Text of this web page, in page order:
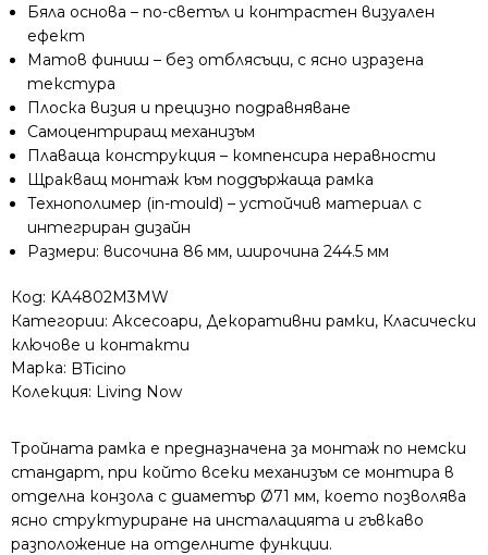
Бяла основа – по-светъл и контрастен визуален
ефект
Матов финиш – без отблясъци, с ясно изразена
текстура
Плоска визия и прецизно подравняване
Самоцентриращ механизъм
Плаваща конструкция – компенсира неравности
Щракващ монтаж към поддържаща рамка
Технополимер (in-mould) – устойчив материал с
интегриран дизайн
Размери: височина 86 мм, широчина 244.5 мм
Код: KA4802M3MW
Категории: Аксесоари, Декоративни рамки, Класически
ключове и контакти
Марка: BTicino
Колекция: Living Now
Тройната рамка е предназначена за монтаж по немски
стандарт, при който всеки механизъм се монтира в
отделна конзола с диаметър Ø71 мм, което позволява
ясно структуриране на инсталацията и гъвкаво
разположение на отделните функции.